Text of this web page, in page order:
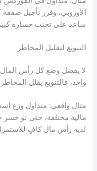
الأوروبي، وقرر تأجيل صفقة
ساعد على تجنب خسارة
التنويع لتقليل المخاطر
لا يفضل وضع كل رأس
واحد، فالتنويع يقلل
مثال واقعي: متداول وزع
مالية مختلفة، حتى لو خسر
لديه رأس مال كافٍ